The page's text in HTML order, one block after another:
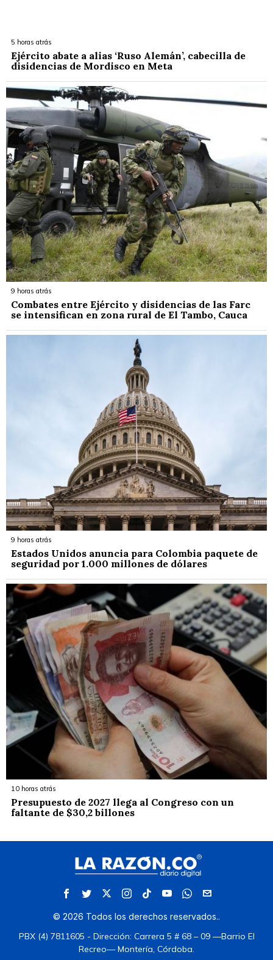
5 horas atrás
Ejército abate a alias ‘Ruso Alemán’, cabecilla de
disidencias de Mordisco en Meta
9 horas atrás
Combates entre Ejército y disidencias de las Farc
se intensifican en zona rural de El Tambo, Cauca
9 horas atrás
Estados Unidos anuncia para Colombia paquete de
seguridad por 1.000 millones de dólares
10 horas atrás
Presupuesto de 2027 llega al Congreso con un
faltante de $30,2 billones
© 2026 Todos los derechos reservados..
PBX (4) 7811605 - Dirección: Carrera 5 # 68 – 09 —Barrio El
Recreo— Montería, Córdoba.